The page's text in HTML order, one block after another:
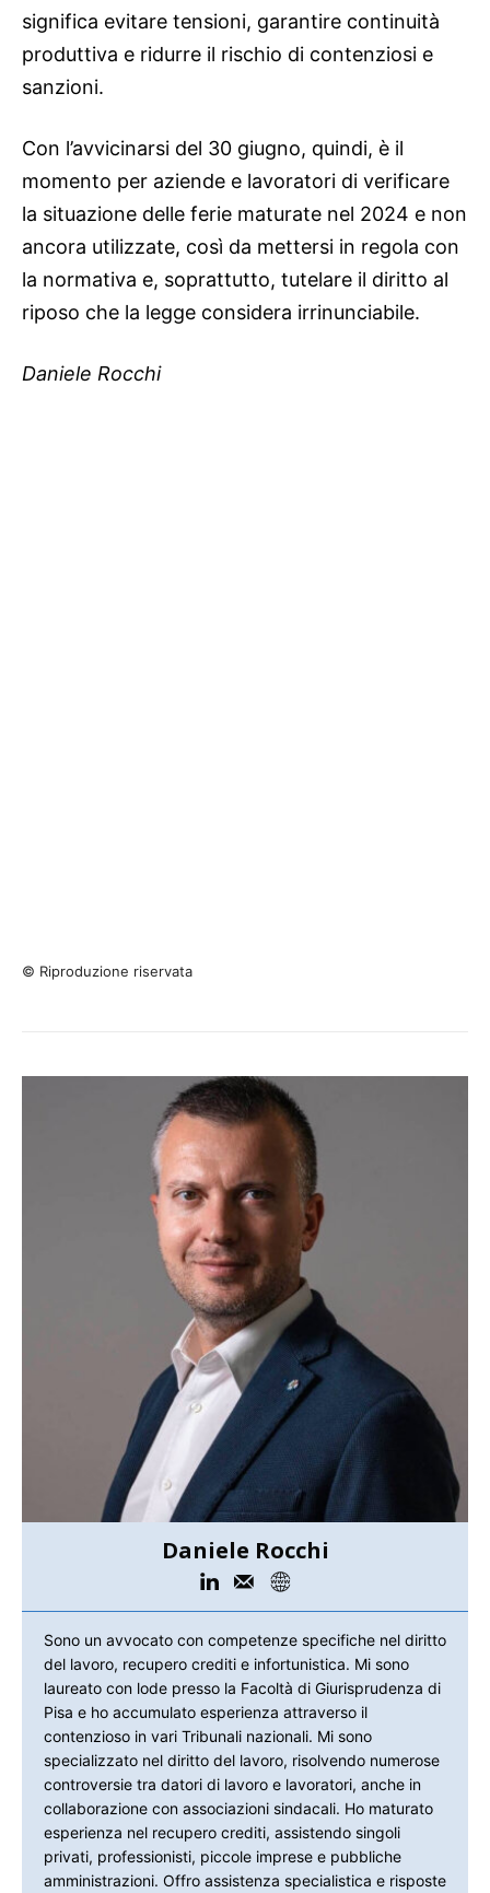
significa evitare tensioni, garantire continuità
produttiva e ridurre il rischio di contenziosi e
sanzioni.
Con l’avvicinarsi del 30 giugno, quindi, è il
momento per aziende e lavoratori di verificare
la situazione delle ferie maturate nel 2024 e non
ancora utilizzate, così da mettersi in regola con
la normativa e, soprattutto, tutelare il diritto al
riposo che la legge considera irrinunciabile.
Daniele Rocchi
© Riproduzione riservata
Daniele Rocchi
Sono un avvocato con competenze specifiche nel diritto
del lavoro, recupero crediti e infortunistica. Mi sono
laureato con lode presso la Facoltà di Giurisprudenza di
Pisa e ho accumulato esperienza attraverso il
contenzioso in vari Tribunali nazionali. Mi sono
specializzato nel diritto del lavoro, risolvendo numerose
controversie tra datori di lavoro e lavoratori, anche in
collaborazione con associazioni sindacali. Ho maturato
esperienza nel recupero crediti, assistendo singoli
privati, professionisti, piccole imprese e pubbliche
amministrazioni. Offro assistenza specialistica e risposte